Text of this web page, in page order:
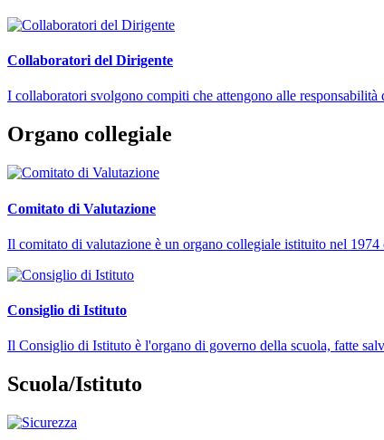
Collaboratori del Dirigente
I collaboratori svolgono compiti che attengono alle responsabilità
Organo collegiale
Comitato di Valutazione
Il comitato di valutazione è un organo collegiale istituito nel
Consiglio di Istituto
Il Consiglio di Istituto è l'organo di governo della scuola, fatte
Scuola/Istituto